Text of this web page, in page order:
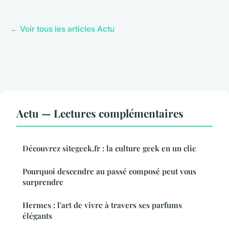
← Voir tous les articles Actu
Actu — Lectures complémentaires
Découvrez sitegeek.fr : la culture geek en un clic
Pourquoi descendre au passé composé peut vous
surprendre
Hermes : l'art de vivre à travers ses parfums
élégants